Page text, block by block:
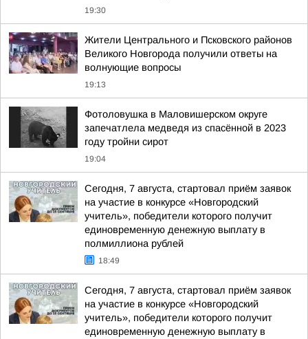
19:30
Жители Центрального и Псковского районов
Великого Новгорода получили ответы на
волнующие вопросы
19:13
Фотоловушка в Маловишерском округе
запечатлела медведя из спасённой в 2023
году тройни сирот
19:04
Сегодня, 7 августа, стартовал приём заявок
на участие в конкурсе «Новгородский
учитель», победители которого получит
единовременную денежную выплату в
полмиллиона рублей
18:49
Сегодня, 7 августа, стартовал приём заявок
на участие в конкурсе «Новгородский
учитель», победители которого получит
единовременную денежную выплату в